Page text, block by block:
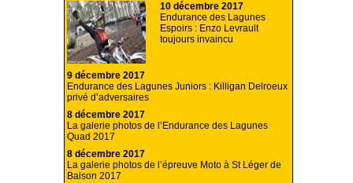
10 décembre 2017
Endurance des Lagunes
Espoirs : Enzo Levrault
toujours invaincu
9 décembre 2017
Endurance des Lagunes Juniors : Killigan Delroeux
privé d’adversaires
8 décembre 2017
La galerie photos de l’Endurance des Lagunes
Quad 2017
8 décembre 2017
La galerie photos de l’épreuve Moto à St Léger de
Balson 2017